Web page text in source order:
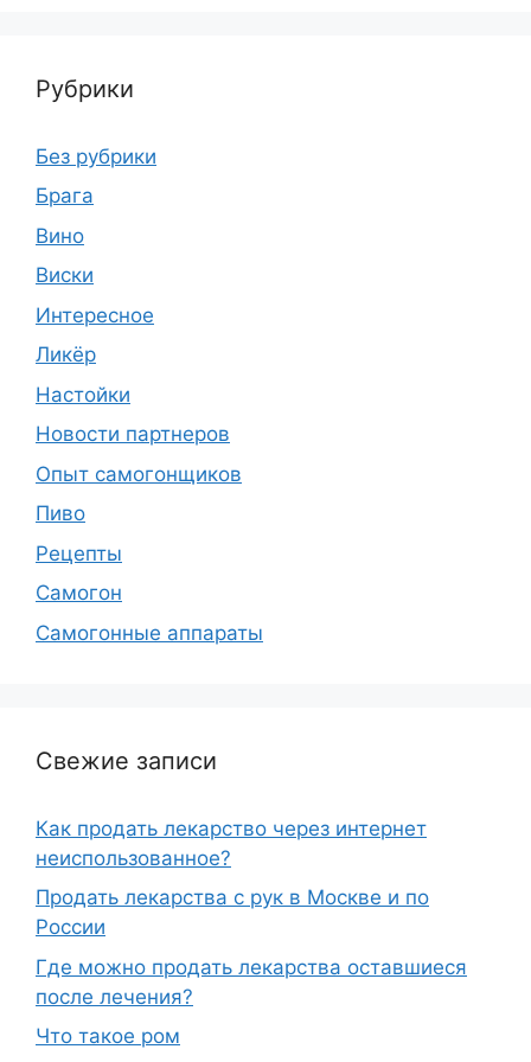
Рубрики
Без рубрики
Брага
Вино
Виски
Интересное
Ликёр
Настойки
Новости партнеров
Опыт самогонщиков
Пиво
Рецепты
Самогон
Самогонные аппараты
Свежие записи
Как продать лекарство через интернет
неиспользованное?
Продать лекарства с рук в Москве и по
России
Где можно продать лекарства оставшиеся
после лечения?
Что такое ром